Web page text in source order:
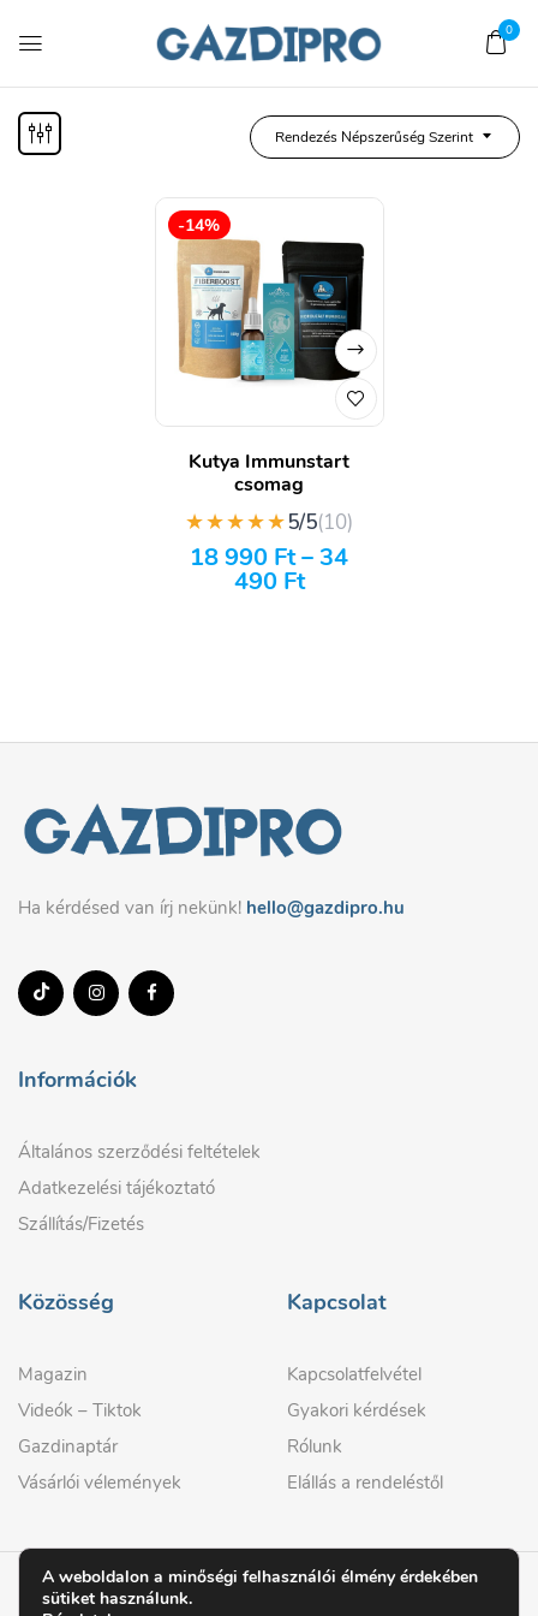
0
Rendezés Népszerűség Szerint
-14%
Kutya Immunstart
csomag
★★★★★5/5(10)
18 990 Ft–34
490 Ft
Ha kérdésed van írj nekünk! hello@gazdipro.hu
Információk
Általános szerződési feltételek
Adatkezelési tájékoztató
Szállítás/Fizetés
Közösség
Magazin
Videók – Tiktok
Gazdinaptár
Vásárlói vélemények
Kapcsolat
Kapcsolatfelvétel
Gyakori kérdések
Rólunk
Elállás a rendeléstől
A weboldalon a minőségi felhasználói élmény érdekében
sütiket használunk.